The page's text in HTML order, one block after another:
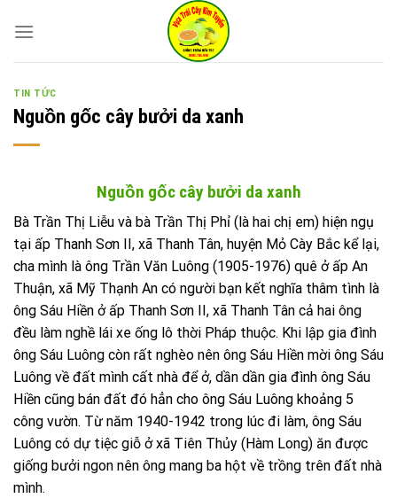
TIN TỨC
Nguồn gốc cây bưởi da xanh
Nguồn gốc cây bưởi da xanh
Bà Trần Thị Liễu và bà Trần Thị Phỉ (là hai chị em) hiện ngụ
tại ấp Thanh Sơn II, xã Thanh Tân, huyện Mỏ Cày Bắc kể lại,
cha mình là ông Trần Văn Luông (1905-1976) quê ở ấp An
Thuận, xã Mỹ Thạnh An có người bạn kết nghĩa thâm tình là
ông Sáu Hiền ở ấp Thanh Sơn II, xã Thanh Tân cả hai ông
đều làm nghề lái xe ống lô thời Pháp thuộc. Khi lập gia đình
ông Sáu Luông còn rất nghèo nên ông Sáu Hiền mời ông Sáu
Luông về đất mình cất nhà để ở, dần dần gia đình ông Sáu
Hiền cũng bán đất đó hẳn cho ông Sáu Luông khoảng 5
công vườn. Từ năm 1940-1942 trong lúc đi làm, ông Sáu
Luông có dự tiệc giỗ ở xã Tiên Thủy (Hàm Long) ăn được
giống bưởi ngon nên ông mang ba hột về trồng trên đất nhà
mình.